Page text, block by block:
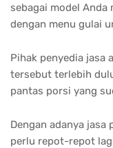
sebagai model Anda
dengan menu gulai
Pihak penyedia jasa
tersebut terlebih
pantas porsi yang
Dengan adanya jasa
perlu repot-repot